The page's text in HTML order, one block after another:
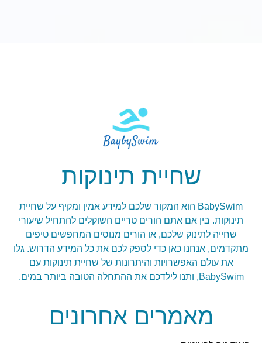
שחיית תינוקות
BabySwim הוא המקור שלכם למידע אמין ומקיף על שחיית
תינוקות. בין אם אתם הורים טריים השוקלים להתחיל שיעורי
שחייה לתינוק שלכם, או הורים מנוסים המחפשים טיפים
מתקדמים, אנחנו כאן כדי לספק לכם את כל המידע הדרוש. גלו
את עולם האפשרויות והיתרונות של שחיית תינוקות עם
BabySwim, ותנו לילדכם את ההתחלה הטובה ביותר במים.
מאמרים אחרונים